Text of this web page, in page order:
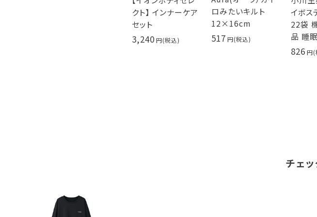
クト】 インナーケア
セット
3,240
ロみたいキルト
12×16cm
517
イボス
22袋
品 睡
826
チェ